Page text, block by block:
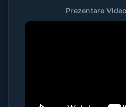
Prezentare